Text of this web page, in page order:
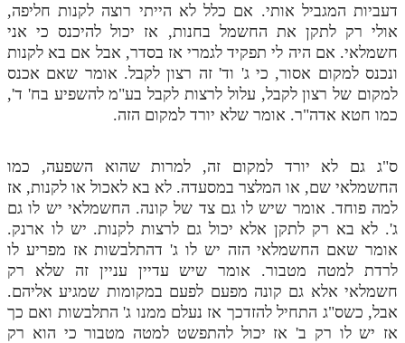
דעביות המגביל אותי. אם כלל לא הייתי רוצה לקנות חליפה,
אולי רק לתקן את החשמל בחנות, אז יכול להיכנס כי אני
חשמלאי. אם היה לי תפקיד לגמרי אז בסדר, אבל אם בא לקנות
ונכנס למקום אסור, כי ג' וד' זה רצון לקבל. אומר שאם אכנס
למקום של רצון לקבל, עלול לרצות לקבל בע"מ להשפיע בח' ד',
כמו חטא אדה"ר. אומר שלא יורד למקום הזה.
ס"ג גם לא יורד למקום זה, למרות שהוא השפעה, כמו
החשמלאי שם, או המלצר במסעדה. לא בא לאכול או לקנות, אז
למה פוחד. אומר שיש לו גם צד של קונה. החשמלאי יש לו גם
ג'. לא בא רק לתקן אלא יכול גם לרצות לקנות. יש לו ארנק.
אומר שאם החשמלאי הזה יש לו ג' דהתלבשות אז מפריע לו
לרדת למטה מטבור. אומר שיש עדיין עניין זה שלא רק
חשמלאי אלא גם קונה מפעם לפעם במקומות שמגיע אליהם.
אבל, כשס"ג התחיל להזדכך אז נעלם ממנו ג' התלבשות ואם כך
אז יש לו רק ב' אז יכול להתפשט למטה מטבור כי הוא רק